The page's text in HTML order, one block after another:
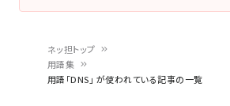
ネッ担トップ
用語集
用語「DNS」 が使われている記事の一覧